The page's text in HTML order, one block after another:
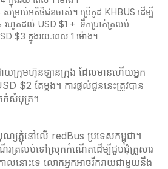
ម្រាប់អតិថិជនចាស់។ ប្រើកូដ KHBUS ដើម្បី
រហូតដល់ USD $1 + ទឹកប្រាក់ត្រលប់
$3 ក្នុងរយៈពេល 1 ម៉ោង។
យក្រុមហ៊ុនឡានក្រុង ដែលមានហើយអ្នក
$2 តែម្ដង។ ការផ្តល់ជូននេះត្រូវបាន
ក់សំបុត្រ។​​
យភ្ជុំ​នៅលើ redBus ប្រទេសកម្ពុជា។
ើរត្រលប់ទៅស្រុកកំណើតដើម្បីជួបជុំគ្រួសារ
ាលនោះទេ លោកអ្នកអាចរីករាយជាមួយនឹង